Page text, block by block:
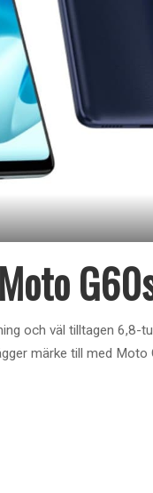
och väl tilltagen 6,8-
märke till med Moto